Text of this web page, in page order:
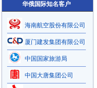
华俄国际知名客户
海南航空股份有限公司
厦门建发集团有限公司
中国国家旅游局
中国大唐集团公司